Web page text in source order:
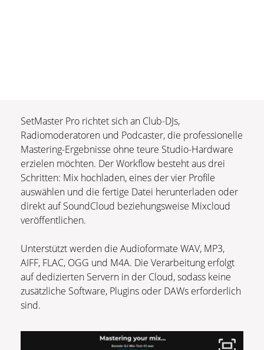
SetMaster Pro richtet sich an Club-DJs,
Radiomoderatoren und Podcaster, die professionelle
Mastering-Ergebnisse ohne teure Studio-Hardware
erzielen möchten. Der Workflow besteht aus drei
Schritten: Mix hochladen, eines der vier Profile
auswählen und die fertige Datei herunterladen oder
direkt auf SoundCloud beziehungsweise Mixcloud
veröffentlichen.
Unterstützt werden die Audioformate WAV, MP3,
AIFF, FLAC, OGG und M4A. Die Verarbeitung erfolgt
auf dedizierten Servern in der Cloud, sodass keine
zusätzliche Software, Plugins oder DAWs erforderlich
sind.